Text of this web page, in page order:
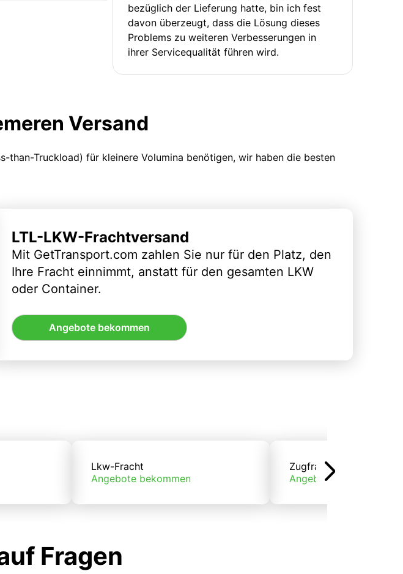
bezüglich der Lieferung hatte, bin ich fest
davon überzeugt, dass die Lösung dieses
Problems zu weiteren Verbesserungen in
ihrer Servicequalität führen wird.
Versand
than-Truckload) für kleinere Volumina benötigen, wir haben die besten
LTL-LKW-Frachtversand
Mit GetTransport.com zahlen Sie nur für den Platz, den
Ihre Fracht einnimmt, anstatt für den gesamten LKW
oder Container.
Angebote bekommen
Lkw-Fracht
Angebote bekommen
Zugfracht
Angebote bekommen
Fragen